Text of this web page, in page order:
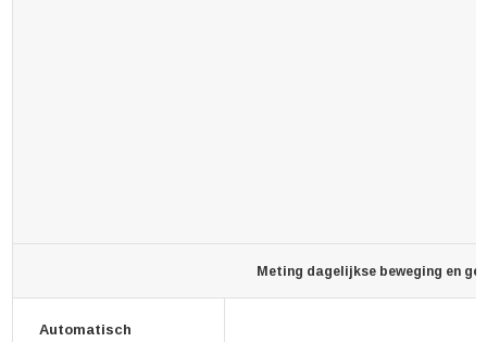
Meting dagelijkse beweging en
Automatisch